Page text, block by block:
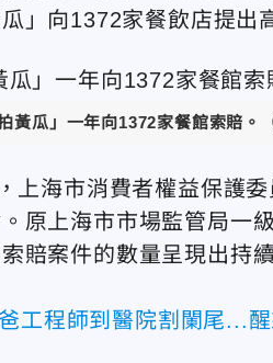
」向1372家餐飲店提出
黃瓜」一年向1372家餐館索賠。
上海市消費者權益保護
原上海市市場監管局一
賠案件的數量呈現出持
工程師到醫院割闌尾...